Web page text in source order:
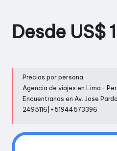
Desde US$
Precios por persona
Agencia de viajes en Lima-
Encuentranos en Av. Jose
2495116|+51944573396